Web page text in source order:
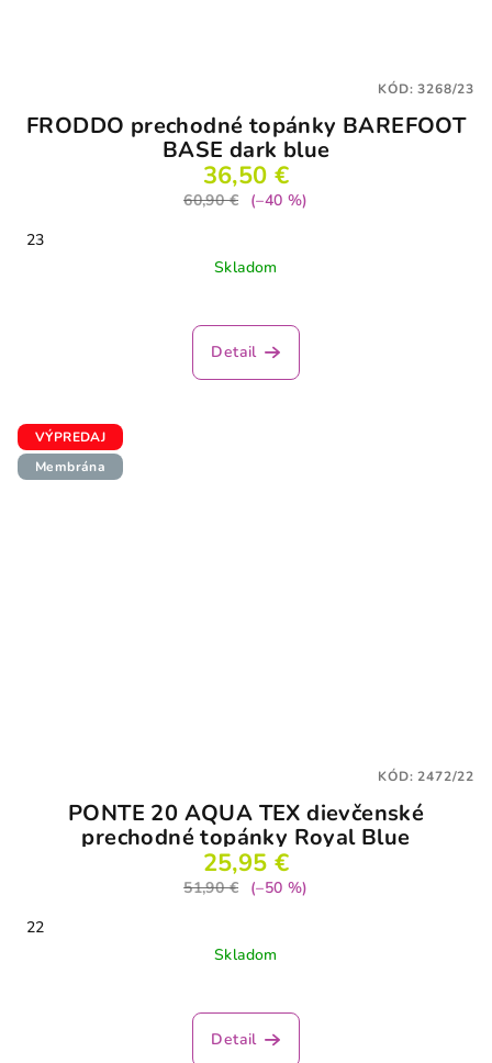
FRODDO prechodné topánky BAREFOOT
BASE dark blue
36,50 €
60,90 €
(–40 %)
23
Skladom
Detail
KÓD:3268/23
VÝPREDAJ
Membrána
PONTE 20 AQUA TEX dievčenské
prechodné topánky Royal Blue
25,95 €
51,90 €
(–50 %)
22
Skladom
Detail
KÓD:2472/22